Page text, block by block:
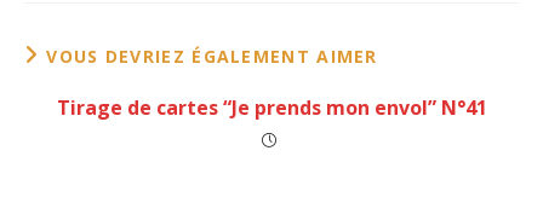
VOUS DEVRIEZ ÉGALEMENT AIMER
Tirage de cartes “Je prends mon envol” N°41